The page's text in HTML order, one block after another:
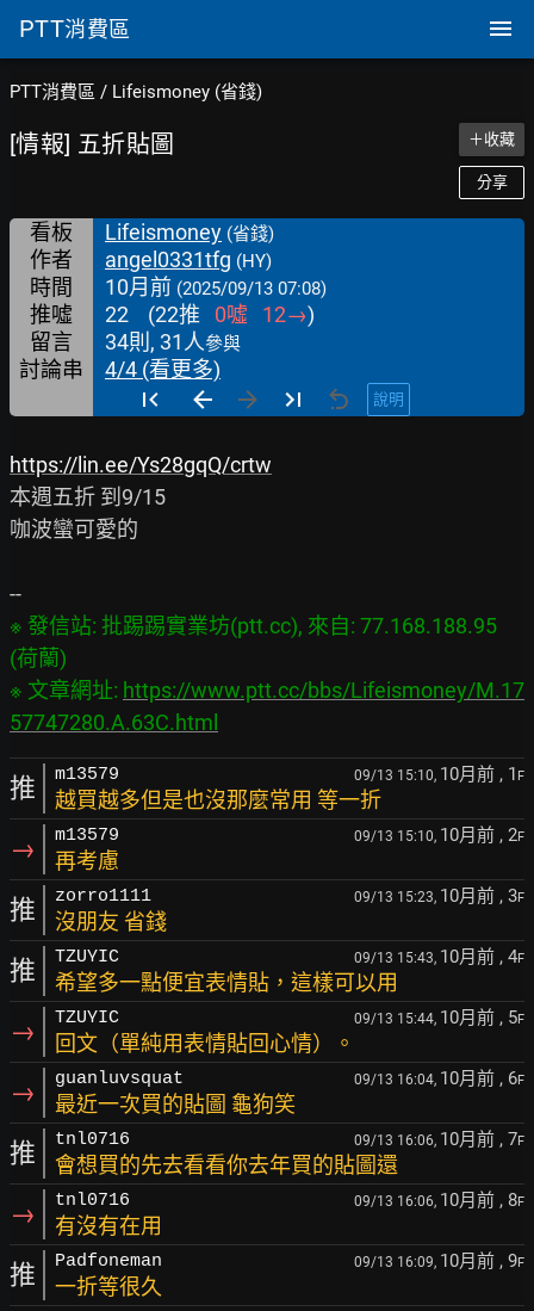
PTT消費區
PTT消費區 / Lifeismoney (省錢)
[情報] 五折貼圖 ＋收藏
分享
看板 Lifeismoney (省錢)
作者 angel0331tfg (HY)
時間 10月前 (2025/09/13 07:08)
推噓 22 (22推 0噓 12→)
留言
34則, 31人參與
討論串 4/4 (看更多)
說明
https://lin.ee/Ys28gqQ/crtw
本週五折 到9/15
咖波蠻可愛的
※ 發信站: 批踢踢實業坊(ptt.cc), 來自: 77.168.188.95
(荷蘭)
※ 文章網址: https://www.ptt.cc/bbs/Lifeismoney/M.17
57747280.A.63C.html
推 m13579 09/13 15:10, 10月前 , 1 F
越買越多但是也沒那麼常用 等一折
→ m13579 09/13 15:10, 10月前 , 2F
再考慮
推 zorro1111 09/13 15:23, 10月前 , 3F
沒朋友 省錢
推 TZUYIC 09/13 15:43, 10月前 , 4F
希望多一點便宜表情貼，這樣可以用
→ TZUYIC 09/13 15:44, 10月前 , 5F
回文（單純用表情貼回心情）。
→ guanluvsquat 09/13 16:04, 10月前 , 6F
最近一次買的貼圖 龜狗笑
推 tnl0716 09/13 16:06, 10月前 , 7F
會想買的先去看看你去年買的貼圖還
→ tnl0716 09/13 16:06, 10月前 , 8F
有沒有在用
推 Padfoneman 09/13 16:09, 10月前 , 9F
一折等很久